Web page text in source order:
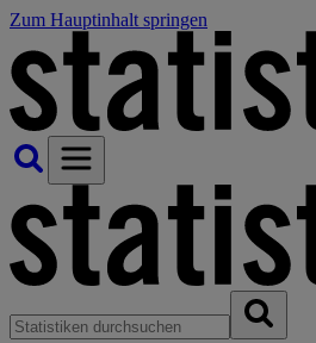
Zum Hauptinhalt springen